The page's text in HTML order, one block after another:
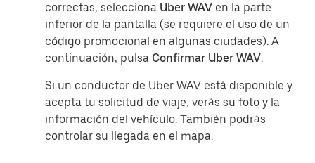
correctas, selecciona Uber WAV en la parte
inferior de la pantalla (se requiere el uso de un
código promocional en algunas ciudades). A
continuación, pulsa Confirmar Uber WAV.
Si un conductor de Uber WAV está disponible y
acepta tu solicitud de viaje, verás su foto y la
información del vehículo. También podrás
controlar su llegada en el mapa.